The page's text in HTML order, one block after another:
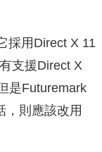
採用Direct X 11
支援Direct X
是Futuremark
，則應該改用